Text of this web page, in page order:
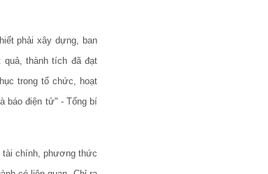
phải xây dựng, ban
quả, thành tích đã đạt
trong tổ chức, hoạt
báo điện tử" - Tổng bí
chính, phương thức